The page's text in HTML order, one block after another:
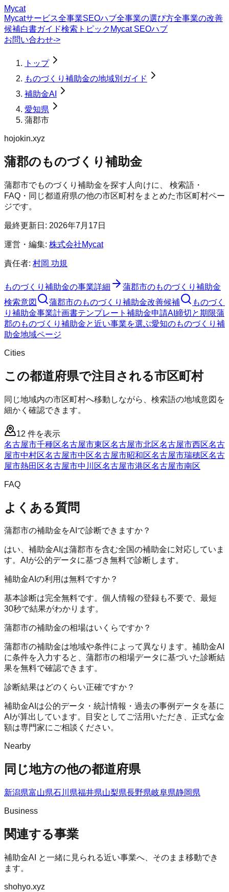
Mycat
Mycatサービス全事業SEOハブ全事業の選び方全事業の改善
候補白書ガイド検索トピック Mycat SEOハブ
お問い合わせ->
トップ
ものづくり補助金の地域別ガイド
補助金AI
愛知県
蒲郡市
hojokin.xyz
蒲郡のものづくり補助金
蒲郡市でものづくり補助金を探す人向けに、 検索語・
FAQ・同じ都道府県の他の市区町村をまとめた市区町村ペー
ジです。
最終更新日: 2026年7月17日
運営・編集: 株式会社Mycat
責任者: 村岡 功規
ものづくり補助金の事業詳細 蒲郡市のものづくり補助金
検索意図
蒲郡市のものづくり補助金改善候補
ものづく
り補助金事業計画書テンプレート 補助金申請AI 締切と期限蒲
郡のものづくり補助金と近い事業を選ぶ愛知のものづくり補
助金地域ページ
Cities
この都道府県で注目される市区町村
同じ地域内の市区町村へ移動しながら、検索語の地域意図を
細かく確認できます。
12 件を表示
名古屋市千種区名古屋市東区名古屋市北区名古屋市西区名古
屋市中村区名古屋市中区名古屋市昭和区名古屋市瑞穂区名古
屋市熱田区名古屋市中川区名古屋市港区名古屋市南区
FAQ
よくある質問
蒲郡市の補助金をAIで診断できますか？
はい、補助金AIは蒲郡市を含む全国の補助金に対応していま
す。AIが公的データに基づき無料で診断します。
補助金AIの利用は無料ですか？
基本診断は完全無料です。個人情報の登録も不要で、最短
30秒で結果がわかります。
蒲郡市の補助金の相場はいくらですか？
蒲郡市の補助金は地域や条件によって異なります。補助金AI
に条件を入力すると、蒲郡市の相場データに基づいた診断結
果を無料で確認できます。
診断結果はどのくらい正確ですか？
補助金AIは公的データ・統計情報・過去の事例データを基に
AIが算出しています。目安としてご活用いただき、正式な金
額は専門家にご相談ください。
Nearby
同じ地方の他の都道府県
新潟県富山県石川県福井県山梨県長野県岐阜県静岡県
Business
関連する事業
補助金AI
と一緒に見られる近い事業へ、そのまま移動でき
ます。
shohyo.xyz